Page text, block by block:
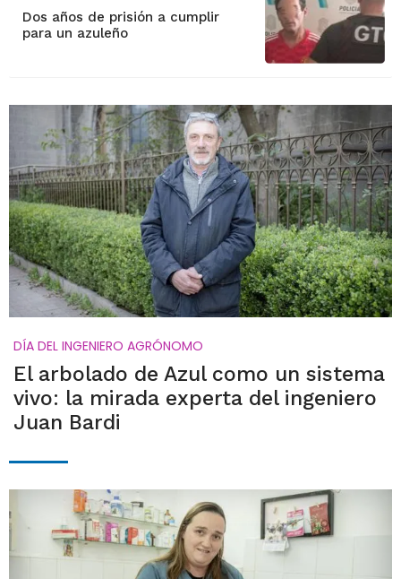
Dos años de prisión a cumplir
para un azuleño
DÍA DEL INGENIERO AGRÓNOMO
El arbolado de Azul como un sistema
vivo: la mirada experta del ingeniero
Juan Bardi